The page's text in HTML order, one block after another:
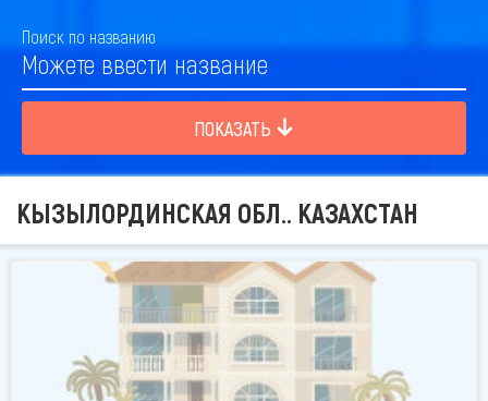
Поиск по названию
ПОКАЗАТЬ
КЫЗЫЛОРДИНСКАЯ ОБЛ.. КАЗАХСТАН